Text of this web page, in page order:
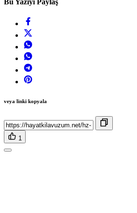
Bu Yazıyı Paylaş
veya linki kopyala
1